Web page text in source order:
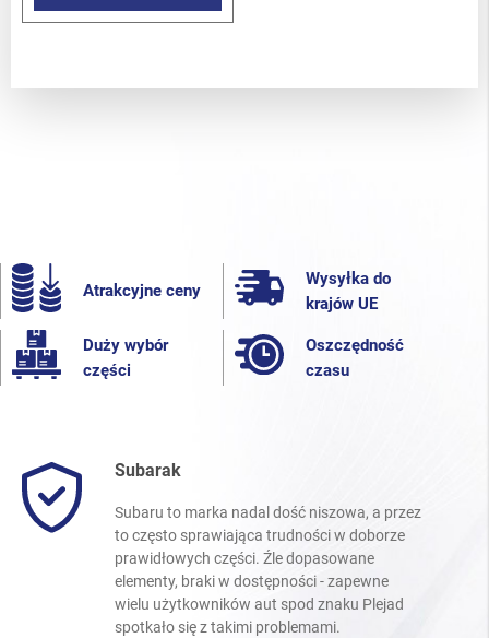
Atrakcyjne ceny
Wysyłka do
krajów UE
Duży wybór
części
Oszczędność
czasu
Subarak
Subaru to marka nadal dość niszowa, a przez
to często sprawiająca trudności w doborze
prawidłowych części. Źle dopasowane
elementy, braki w dostępności - zapewne
wielu użytkowników aut spod znaku Plejad
spotkało się z takimi problemami.